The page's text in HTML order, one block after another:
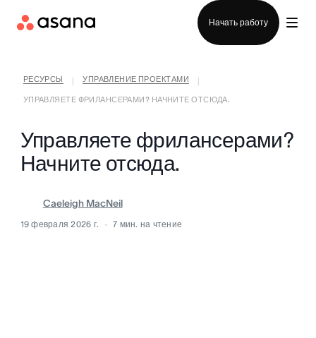
Начать работу
РЕСУРСЫ УПРАВЛЕНИЕ ПРОЕКТАМИ
УПРАВЛЯЕТЕ ФРИЛАНСЕРАМИ? НАЧНИТЕ ОТСЮДА.
Управляете фрилансерами?
Начните отсюда.
Caeleigh MacNeil
19 февраля 2026 г. 7 мин. на чтение